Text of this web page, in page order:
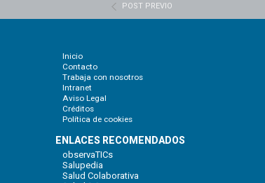
POST PREVIO
Inicio
Contacto
Trabaja con nosotros
Intranet
Aviso Legal
Créditos
Política de cookies
ENLACES RECOMENDADOS
observaTICs
Salupedia
Salud Colaborativa